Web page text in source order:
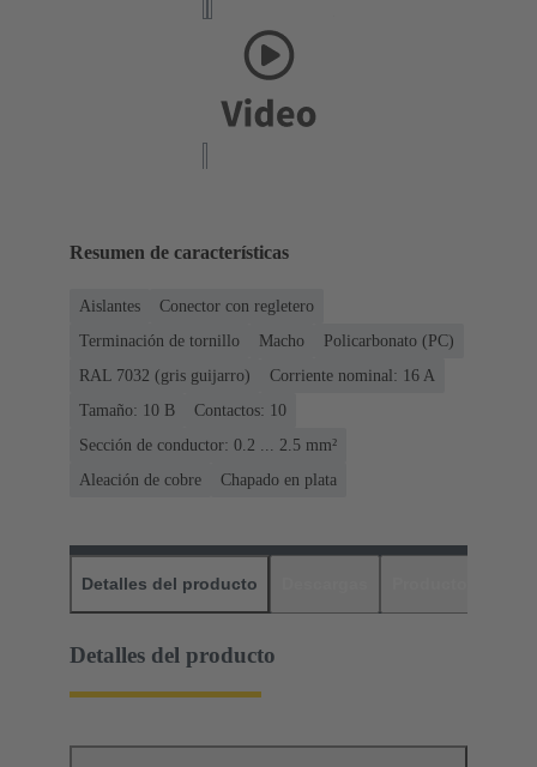
Resumen de características
Aislantes
Conector con regletero
Terminación de tornillo
Macho
Policarbonato (PC)
RAL 7032 (gris guijarro)
Corriente nominal: ‌16 A
Tamaño: 10 B
Contactos: 10
Sección de conductor: 0.2 ... 2.5 mm²
Aleación de cobre
Chapado en plata
Detalles del producto
Detalles del producto